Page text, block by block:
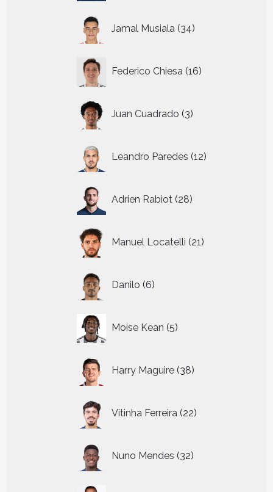
Jamal Musiala 34
producten
Federico Chiesa 16
producten
Juan Cuadrado 3
producten
Leandro Paredes 12
producten
Adrien Rabiot 28
producten
Manuel Locatelli 21
producten
Danilo 6
producten
Moise Kean 5
producten
Harry Maguire 38
producten
Vitinha Ferreira 22
producten
Nuno Mendes 32
producten